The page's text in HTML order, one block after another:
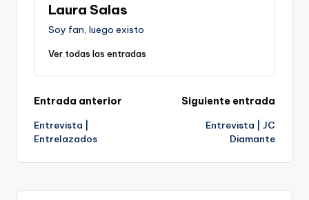
Laura Salas
Soy fan, luego existo
Ver todas las entradas
Navegación
de
entradas
Entrada anterior
Entrevista |
Entrelazados
Siguiente entrada
Entrevista | JC
Diamante